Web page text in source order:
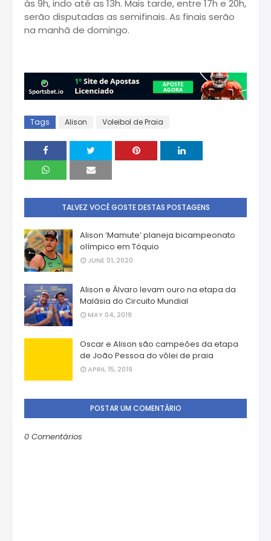
às 9h, indo até as 13h. Mais tarde, entre 17h e 20h,
serão disputadas as semifinais. As finais serão
na manhã de domingo.
Tags Alison Voleibol de Praia
TALVEZ VOCÊ GOSTE DESTAS POSTAGENS
Alison ‘Mamute’ planeja bicampeonato
olímpico em Tóquio
JUNE 01, 2020
Alison e Álvaro levam ouro na etapa da
Malásia do Circuito Mundial
MAY 04, 2019
Oscar e Alison são campeões da etapa
de João Pessoa do vôlei de praia
APRIL 15, 2019
POSTAR UM COMENTÁRIO
0 Comentários